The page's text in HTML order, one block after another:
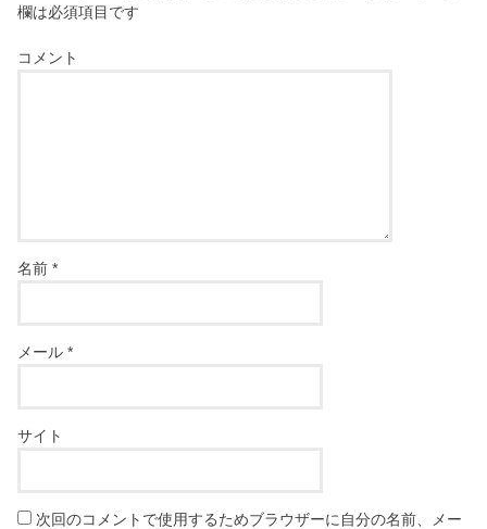
欄は必須項目です
コメント
名前*
メール*
サイト
次回のコメントで使用するためブラウザーに自分の名前、メー